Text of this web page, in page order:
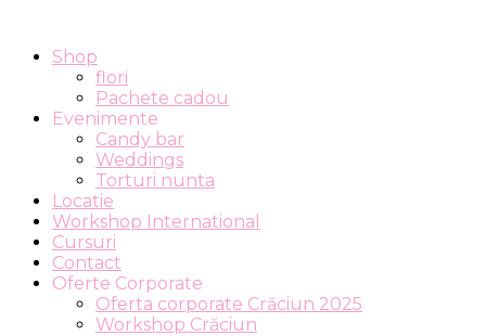
Shop
flori
Pachete cadou
Evenimente
Candy bar
Weddings
Torturi nunta
Locatie
Workshop International
Cursuri
Contact
Oferte Corporate
Oferta corporate Crăciun 2025
Workshop Crăciun